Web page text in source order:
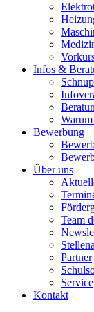
Infos &
Bewerbung
Über uns
Team
Partner
Service
Kontakt